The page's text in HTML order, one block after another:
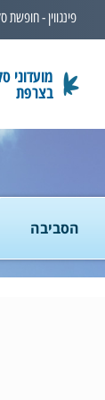
פינגווין -
מועדוני
בצרפת
הסביבה